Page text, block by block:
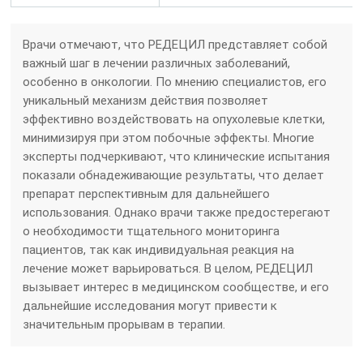
Врачи отмечают, что РЕДЕЦИЛ представляет собой
важный шаг в лечении различных заболеваний,
особенно в онкологии. По мнению специалистов, его
уникальный механизм действия позволяет
эффективно воздействовать на опухолевые клетки,
минимизируя при этом побочные эффекты. Многие
эксперты подчеркивают, что клинические испытания
показали обнадеживающие результаты, что делает
препарат перспективным для дальнейшего
использования. Однако врачи также предостерегают
о необходимости тщательного мониторинга
пациентов, так как индивидуальная реакция на
лечение может варьироваться. В целом, РЕДЕЦИЛ
вызывает интерес в медицинском сообществе, и его
дальнейшие исследования могут привести к
значительным прорывам в терапии.